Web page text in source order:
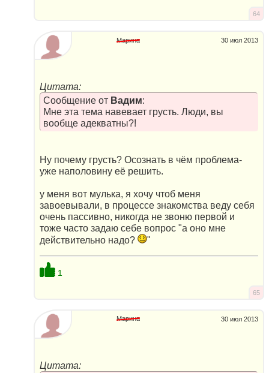
64
30 июл 2013
Марина
Цитата:
Сообщение от Вадим:
Мне эта тема навевает грусть. Люди, вы
вообще адекватны?!
Ну почему грусть? Осознать в чём проблема-
уже наполовину её решить.
у меня вот мулька, я хочу чтоб меня
завоевывали, в процессе знакомства веду себя
очень пассивно, никогда не звоню первой и
тоже часто задаю себе вопрос "а оно мне
действительно надо?
"
1
65
30 июл 2013
Марина
Цитата: